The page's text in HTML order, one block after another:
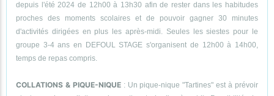
depuis l'été 2024 de 12h00 à 13h30 afin de rester dans les habitudes
proches des moments scolaires et de pouvoir gagner 30 minutes
d'activités dirigées en plus les après-midi. Seules les siestes pour le
groupe 3-4 ans en DEFOUL STAGE s'organisent de 12h00 à 14h00,
temps de repas compris.
COLLATIONS & PIQUE-NIQUE: Un pique-nique "Tartines" est à prévoir